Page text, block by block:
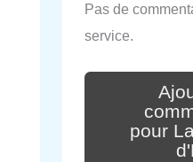
Pas de
service.
pour